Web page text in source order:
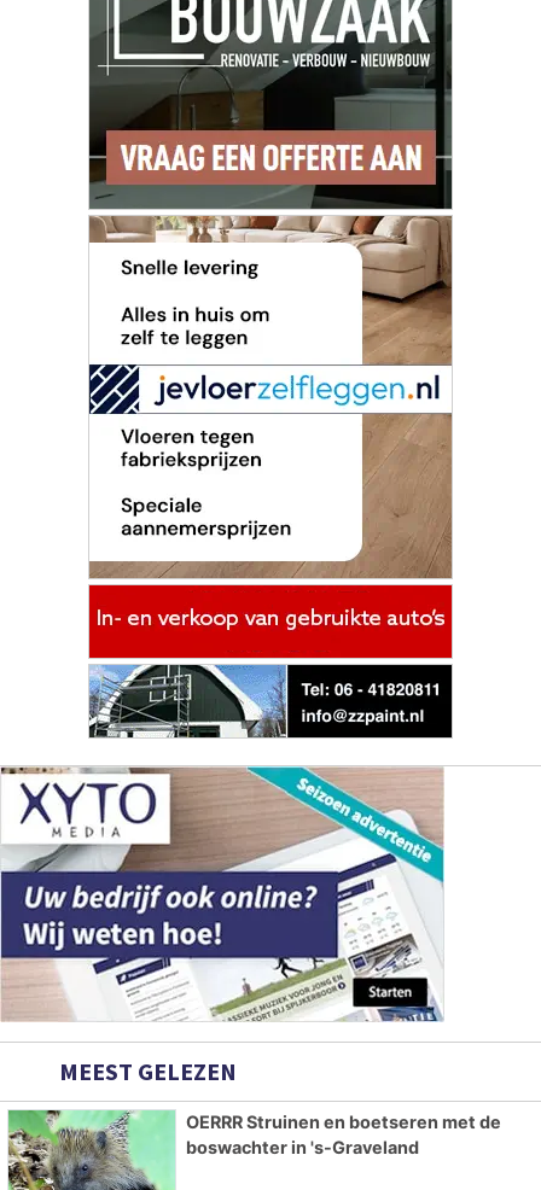
MEEST GELEZEN
OERRR Struinen en boetseren met de
boswachter in 's-Graveland